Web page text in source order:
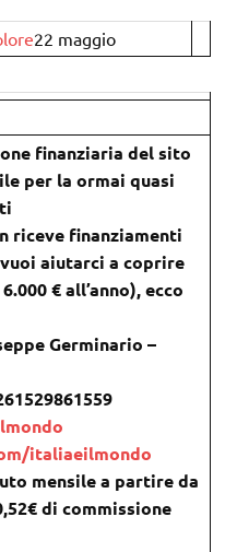
22 maggio
finanziaria del sito
per la ormai quasi
riceve finanziamenti
aiutarci a coprire
€ all’anno), ecco
Germinario –
italiaeilmondo
mensile a partire da
di commissione